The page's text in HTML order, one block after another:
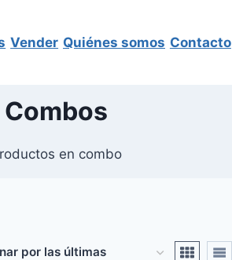
Vender Quiénes somos Contacto
Combos
en combo